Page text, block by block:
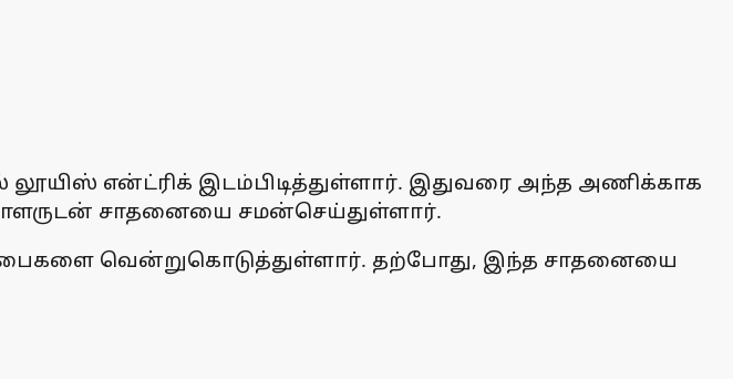
லூயிஸ் என்ட்ரிக் இடம்பிடித்துள்ளார். இதுவரை அந்த அணிக்காக
சாதனையை சமன்செய்துள்ளார்.
வென்றுகொடுத்துள்ளார். தற்போது, இந்த சாதனையை